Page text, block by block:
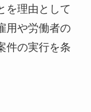
を理由として
用や労働者の
件の実行を条